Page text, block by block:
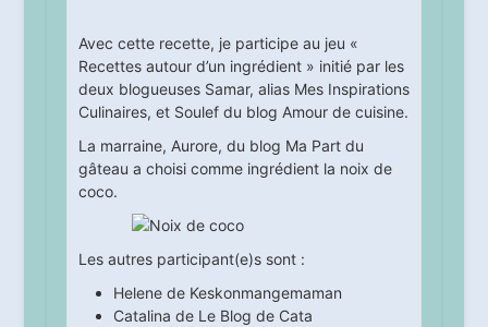
Avec cette recette, je participe au jeu «
Recettes autour d’un ingrédient » initié par les
deux blogueuses Samar, alias Mes Inspirations
Culinaires, et Soulef du blog Amour de cuisine.
La marraine, Aurore, du blog Ma Part du
gâteau a choisi comme ingrédient la noix de
coco.
Les autres participant(e)s sont :
Helene de Keskonmangemaman
Catalina de Le Blog de Cata